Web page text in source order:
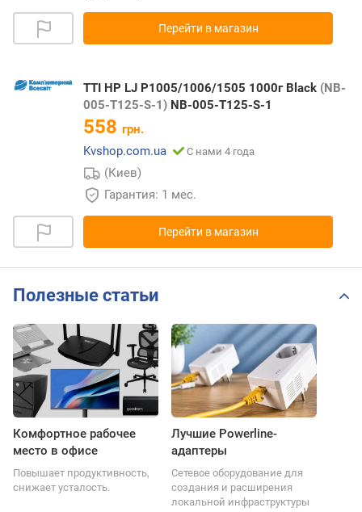
Перейти в магазин
TTI HP LJ P1005/1006/1505 1000г Black (NB-
005-T125-S-1) NB-005-T125-S-1
558 грн.
Kvshop.com.ua
С нами 4 года
(Киев)
Гарантия: 1 мес.
Перейти в магазин
Полезные статьи
Комфортное рабочее
место в офисе
Повышает продуктивность,
снижает усталость.
Лучшие Powerline-
адаптеры
Сетевое оборудование для
создания и расширения
локальной инфраструктуры